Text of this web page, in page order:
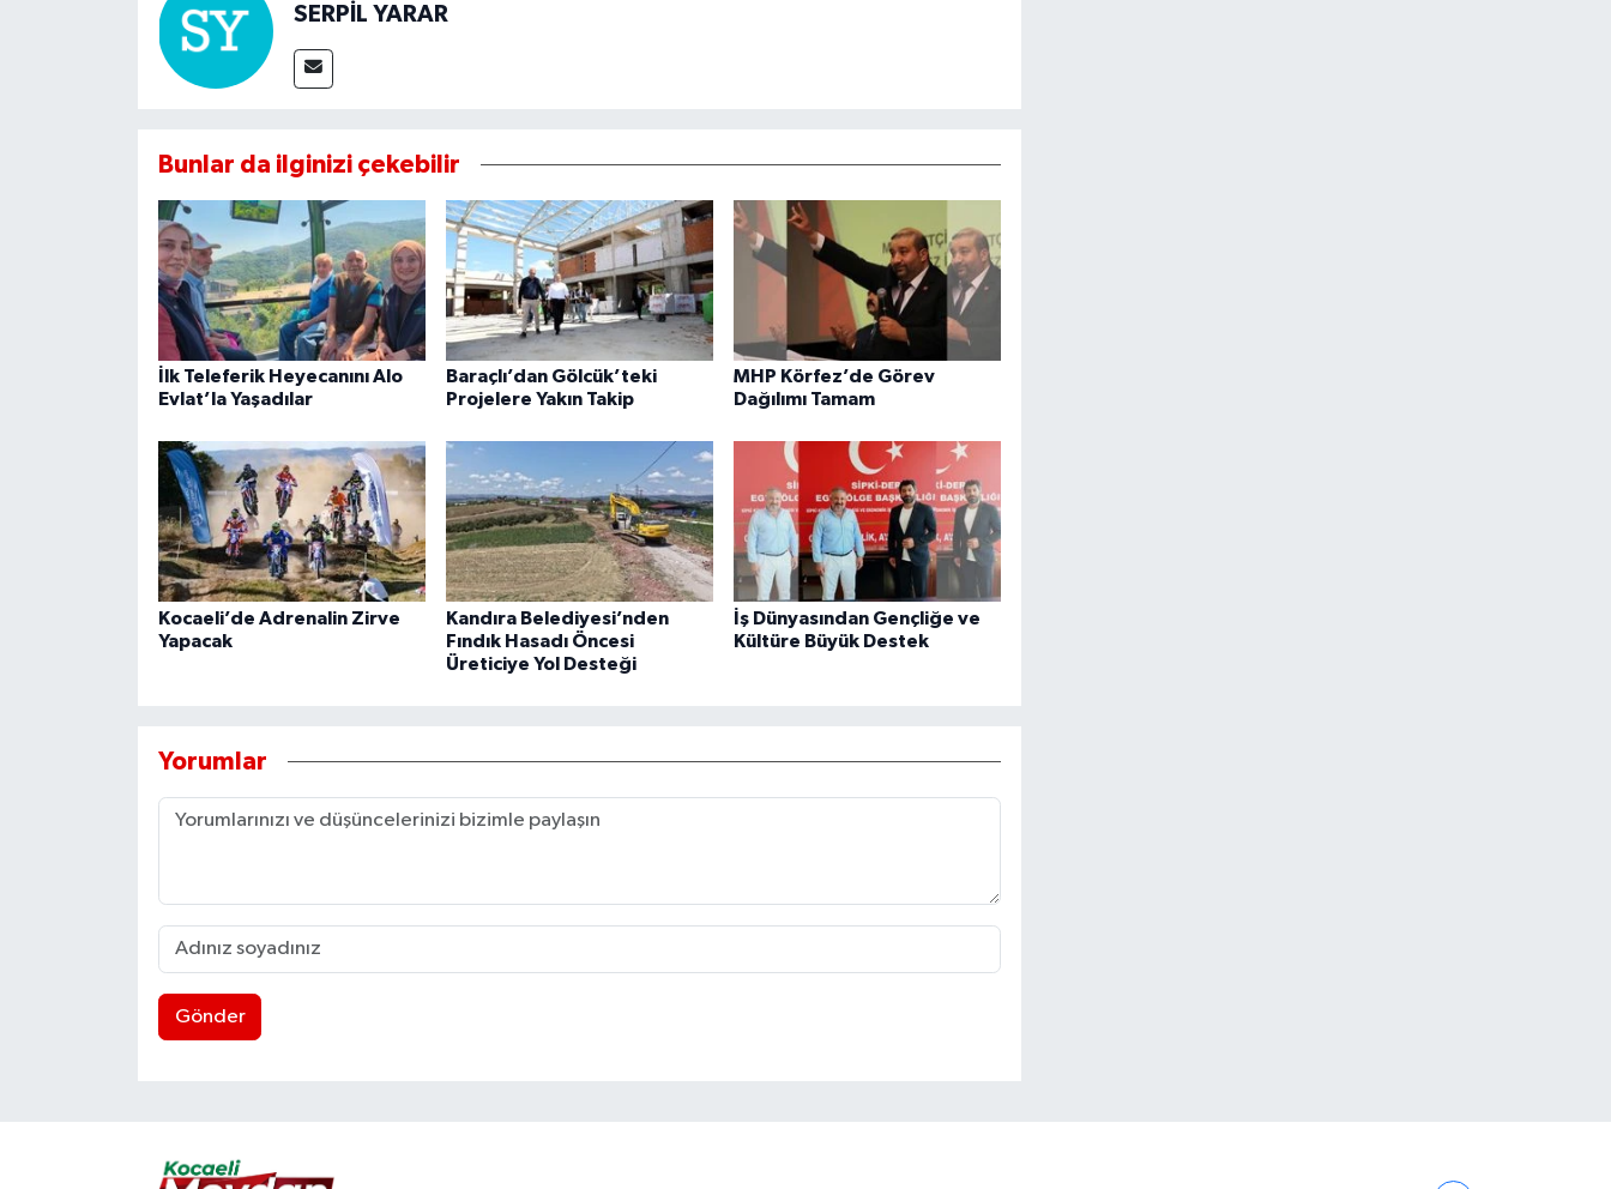
SERPİL YARAR
Bunlar da ilginizi çekebilir
İlk Teleferik Heyecanını Alo
Evlat’la Yaşadılar
Baraçlı’dan Gölcük’teki
Projelere Yakın Takip
MHP Körfez’de Görev
Dağılımı Tamam
Kocaeli’de Adrenalin Zirve
Yapacak
Kandıra Belediyesi’nden
Fındık Hasadı Öncesi
Üreticiye Yol Desteği
İş Dünyasından Gençliğe ve
Kültüre Büyük Destek
Yorumlar
Gönder